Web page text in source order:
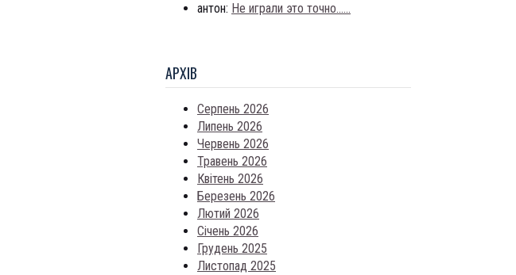
антон: Не играли это точно......
АРХIВ
Серпень 2026
Липень 2026
Червень 2026
Травень 2026
Квітень 2026
Березень 2026
Лютий 2026
Січень 2026
Грудень 2025
Листопад 2025